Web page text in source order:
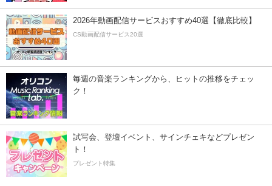
2026年動画配信サービスおすすめ40選【徹底比較】
CS動画配信サービス20選
毎週の音楽ランキングから、ヒットの推移をチェッ
ク！
試写会、登壇イベント、サインチェキなどプレゼン
ト！
プレゼント特集